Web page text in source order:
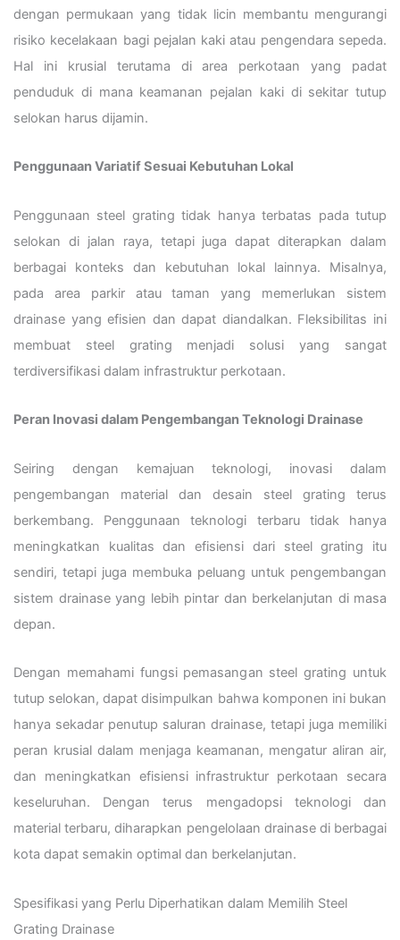
dengan permukaan yang tidak licin membantu mengurangi
risiko kecelakaan bagi pejalan kaki atau pengendara sepeda.
Hal ini krusial terutama di area perkotaan yang padat
penduduk di mana keamanan pejalan kaki di sekitar tutup
selokan harus dijamin.
Penggunaan Variatif Sesuai Kebutuhan Lokal
Penggunaan steel grating tidak hanya terbatas pada tutup
selokan di jalan raya, tetapi juga dapat diterapkan dalam
berbagai konteks dan kebutuhan lokal lainnya. Misalnya,
pada area parkir atau taman yang memerlukan sistem
drainase yang efisien dan dapat diandalkan. Fleksibilitas ini
membuat steel grating menjadi solusi yang sangat
terdiversifikasi dalam infrastruktur perkotaan.
Peran Inovasi dalam Pengembangan Teknologi Drainase
Seiring dengan kemajuan teknologi, inovasi dalam
pengembangan material dan desain steel grating terus
berkembang. Penggunaan teknologi terbaru tidak hanya
meningkatkan kualitas dan efisiensi dari steel grating itu
sendiri, tetapi juga membuka peluang untuk pengembangan
sistem drainase yang lebih pintar dan berkelanjutan di masa
depan.
Dengan memahami fungsi pemasangan steel grating untuk
tutup selokan, dapat disimpulkan bahwa komponen ini bukan
hanya sekadar penutup saluran drainase, tetapi juga memiliki
peran krusial dalam menjaga keamanan, mengatur aliran air,
dan meningkatkan efisiensi infrastruktur perkotaan secara
keseluruhan. Dengan terus mengadopsi teknologi dan
material terbaru, diharapkan pengelolaan drainase di berbagai
kota dapat semakin optimal dan berkelanjutan.
Spesifikasi yang Perlu Diperhatikan dalam Memilih Steel
Grating Drainase